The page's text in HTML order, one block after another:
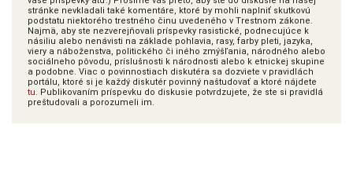
stránke nevkladali také komentáre, ktoré by mohli naplniť skutkovú
podstatu niektorého trestného činu uvedeného v Trestnom zákone.
Najmä, aby ste nezverejňovali príspevky rasistické, podnecujúce k
násiliu alebo nenávisti na základe pohlavia, rasy, farby pleti, jazyka,
viery a náboženstva, politického či iného zmýšľania, národného alebo
sociálneho pôvodu, príslušnosti k národnosti alebo k etnickej skupine
a podobne. Viac o povinnostiach diskutéra sa dozviete v pravidlách
portálu, ktoré si je každý diskutér povinný naštudovať a ktoré nájdete
tu. Publikovaním príspevku do diskusie potvrdzujete, že ste si pravidlá
preštudovali a porozumeli im.